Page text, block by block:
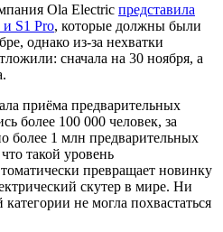
Ola Electric представила
и S1 Pro, которые должны были
однако из-за нехватки
сначала на 30 ноября, а
приёма предварительных
более 100 000 человек, за
более 1 млн предварительных
такой уровень
превращает новинку
скутер в мире. Ни
не могла похвастаться